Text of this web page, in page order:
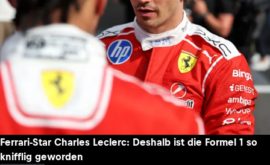
Ferrari-Star Charles Leclerc: Deshalb ist die Formel 1 so
knifflig geworden